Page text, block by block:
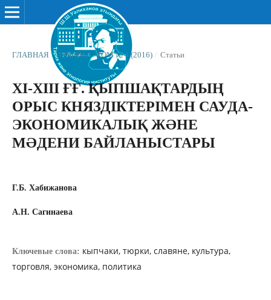
ГЛАВНАЯ / АРХИВЫ / ТОМ № 4 (2016) / Статьи
ХІ-ХІІІ ҒҒ. ҚЫПШАҚТАРДЫҢ
ОРЫС КНЯЗДІКТЕРІМЕН САУДА-
ЭКОНОМИКАЛЫҚ ЖƏНЕ
МƏДЕНИ БАЙЛАНЫСТАРЫ
Г.Б. Хабижанова
А.Н. Сагинаева
Ключевые слова: кыпчаки, тюрки, славяне, культура,
торговля, экономика, политика